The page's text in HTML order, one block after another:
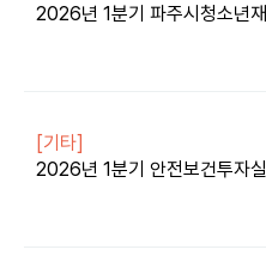
​2026년 1분기 파주시청소년
[기타]
2026년 1분기 안전보건투자실